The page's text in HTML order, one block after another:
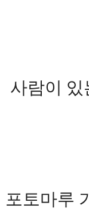
사람이 있
포토마루